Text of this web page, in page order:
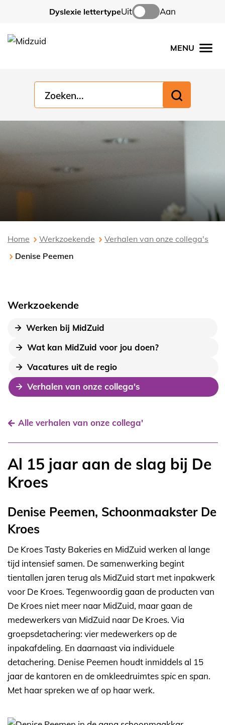
Dyslexie lettertypeUit Aan
MENU
Home Werkzoekende
Verhalen van onze collega's
Denise Peemen
Werkzoekende
Werken bij MidZuid
Wat kan MidZuid voor jou doen?
Vacatures uit de regio
Verhalen van onze collega's
Alle verhalen van onze collega'
Al 15 jaar aan de slag bij De
Kroes
Denise Peemen, Schoonmaakster De
Kroes
De Kroes Tasty Bakeries en MidZuid werken al lange
tijd intensief samen. De samenwerking begint
tientallen jaren terug als MidZuid start met inpakwerk
voor De Kroes. Tegenwoordig gaan de producten van
De Kroes niet meer naar MidZuid, maar gaan de
medewerkers van MidZuid naar De Kroes. Via
groepsdetachering: vier medewerkers op de
inpakafdeling. En daarnaast via individuele
detachering. Denise Peemen houdt inmiddels al 15
jaar de kantoren en de omkleedruimtesspic en span.
Met haar spreken we af op haar werk.